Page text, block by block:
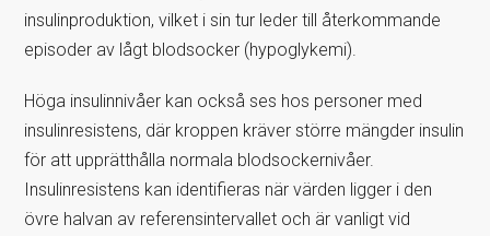
insulinproduktion, vilket i sin tur leder till återkommande
episoder av lågt blodsocker (hypoglykemi).
Höga insulinnivåer kan också ses hos personer med
insulinresistens, där kroppen kräver större mängder insulin
för att upprätthålla normala blodsockernivåer.
Insulinresistens kan identifieras när värden ligger i den
övre halvan av referensintervallet och är vanligt vid